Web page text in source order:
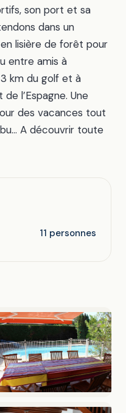
son port et sa
dans un
lisière de forêt pour
entre amis à
km du golf et à
l’Espagne. Une
des vacances tout
A découvrir toute
11 personnes